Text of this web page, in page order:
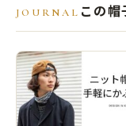
JOURNAL この帽